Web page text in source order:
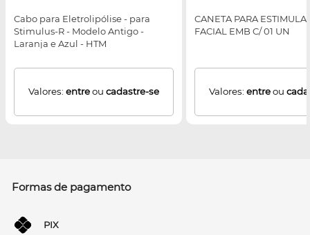
Cabo para Eletrolipólise - para
Stimulus-R - Modelo Antigo -
Laranja e Azul - HTM
Valores: entreou cadastre-se
CANETA PARA
FACIAL EMB C/ 01 UN
Valores: entreou
Formas de pagamento
PIX